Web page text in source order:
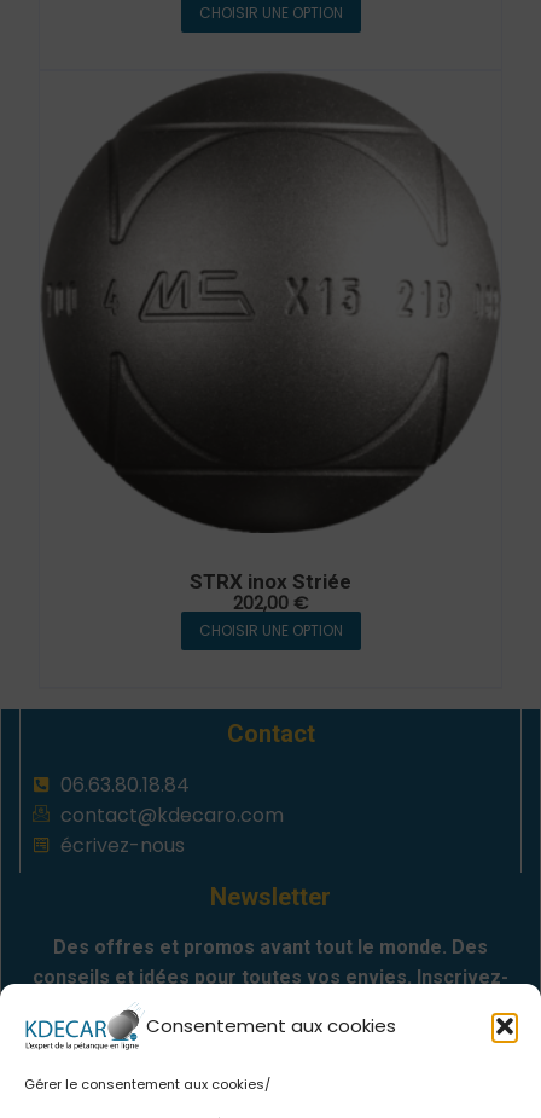
Consentement aux cookies
Gérer le consentement aux cookies/
CHOISIR UNE OPTION
STRX inox Striée
202,00€
CHOISIR UNE OPTION
Contact
06.63.80.18.84
contact@kdecaro.com
écrivez-nous
Newsletter
Des offres et promos avant tout le monde. Des
conseils et idées pour toutes vos envies. Inscrivez-